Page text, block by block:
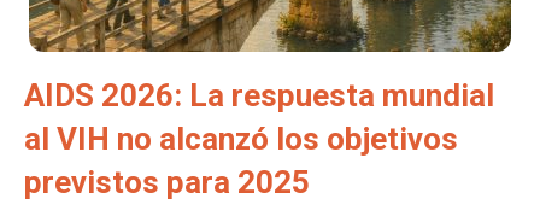
AIDS 2026: La respuesta mundial
al VIH no alcanzó los objetivos
previstos para 2025